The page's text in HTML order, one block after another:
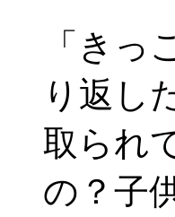
「き
り返し
取られ
の？子